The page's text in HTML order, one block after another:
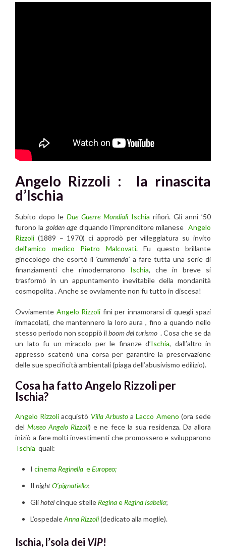
Angelo Rizzoli : la rinascita
d’Ischia
Subito dopo le Due Guerre Mondiali Ischia rifiorì. Gli anni ’50
furono la golden age d’quando l’imprenditore milanese Angelo
Rizzoli (1889 – 1970) ci approdò per villeggiatura su invito
dell’amico medico Pietro Malcovati. Fu questo brillante
ginecologo che esortò il ‘cummenda’ a fare tutta una serie di
finanziamenti che rimodernarono Ischia, che in breve si
trasformò in un appuntamento inevitabile della mondanità
cosmopolita . Anche se ovviamente non fu tutto in discesa!
Ovviamente Angelo Rizzoli finì per innamorarsi di quegli spazi
immacolati, che mantennero la loro aura , fino a quando nello
stesso periodo non scoppiò il boom del turismo . Cosa che se da
un lato fu un miracolo per le finanze d’Ischia, dall’altro in
appresso scatenò una corsa per garantire la preservazione
delle sue specificità ambientali (piaga dell’abusivismo edilizio).
Cosa ha fatto Angelo Rizzoli per
Ischia?
Angelo Rizzoli acquistò Villa ArbustoaLacco Ameno (ora sede
delMuseo Angelo Rizzoli) e ne fece la sua residenza. Da allora
iniziò a fare molti investimenti che promossero e svilupparono
Ischia quali:
I cinema Reginella eEuropeo;
Il nightO’pignatiello;
Glihotelcinque stelleReginaeRegina Isabella;
L’ospedaleAnna Rizzoli(dedicato alla moglie).
Ischia, l’sola dei VIP!